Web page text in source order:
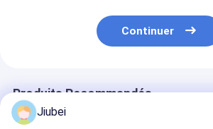
Continuer
Produits Recommandés
Jiubei